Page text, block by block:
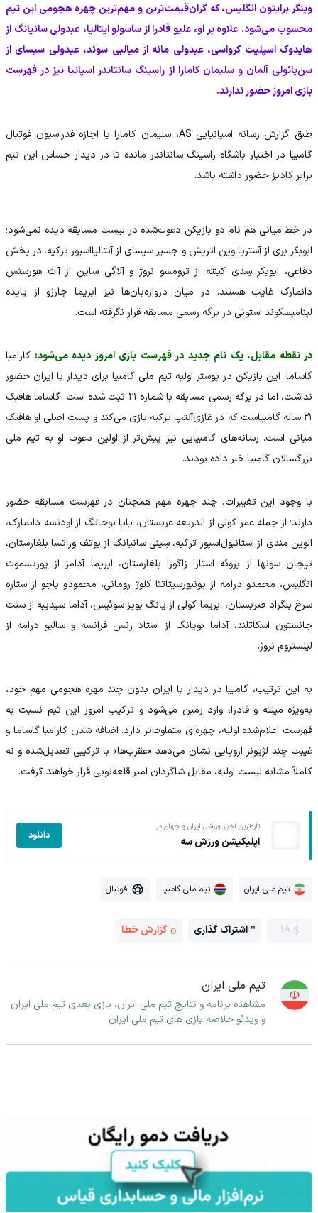
وینگر برایتون انگلیس، که گران‌قیمت‌ترین و مهم‌ترین چهره هجومی این تیم
محسوب می‌شود. علاوه بر او، علیو فادرا از ساسولو ایتالیا، عبدولی سانیانگ از
هایدوک اسپلیت کرواسی، عبدولی مانه از میالبی سوئد، عبدولی سیسای از
سن‌پائولی آلمان و سلیمان کامارا از راسینگ سانتاندر اسپانیا نیز در فهرست
بازی امروز حضور ندارند.
طبق گزارش رسانه اسپانیایی AS، سلیمان کامارا با اجازه فدراسیون فوتبال
گامبیا در اختیار باشگاه راسینگ سانتاندر مانده تا در دیدار حساس این تیم
برابر کادیز حضور داشته باشد.
در خط میانی هم نام دو بازیکن دعوت‌شده در لیست مسابقه دیده نمی‌شود؛
ابوبکر بری از آستریا وین اتریش و جسپر سیسای از آنتالیااسپور ترکیه. در بخش
دفاعی، ابوبکر سِدی کینته از ترومسو نروژ و آلاگی ساین از آ.ث هورسنس
دانمارک غایب هستند. در میان دروازه‌بان‌ها نیز ابریما جارژو از پایده
لینامیسکوند استونی در برگه رسمی مسابقه قرار نگرفته است.
در نقطه مقابل، یک نام جدید در فهرست بازی امروز دیده می‌شود: کارامبا
گاساما. این بازیکن در پوستر اولیه تیم ملی گامبیا برای دیدار با ایران حضور
نداشت، اما در برگه رسمی مسابقه با شماره ۲۱ ثبت شده است. گاساما هافبک
۲۱ ساله گامبیاست که در غازی‌آنتپ ترکیه بازی می‌کند و پست اصلی او هافبک
میانی است. رسانه‌های گامبیایی نیز پیش‌تر از اولین دعوت او به تیم ملی
بزرگسالان گامبیا خبر داده بودند.
با وجود این تغییرات، چند چهره مهم همچنان در فهرست مسابقه حضور
دارند؛ از جمله عمر کولی از الدریعه عربستان، یایا بوجانگ از اودنسه دانمارک،
الوین مندی از استانبول‌اسپور ترکیه، سِینی سانیانگ از بوتف وراتسا بلغارستان،
تیجان سونها از بروئه استارا زاگورا بلغارستان، ابریما آدامز از پورتسموث
انگلیس، محمدو درامه از یونیورسیتاتئا کلوژ رومانی، محمودو باجو از ستاره
سرخ بلگراد صربستان، ابریما کولی از یانگ بویز سوئیس، آداما سیدیبه از سنت
جانستون اسکاتلند، آداما بویانگ از استاد رنس فرانسه و سالیو درامه از
لیلستروم نروژ.
به این ترتیب، گامبیا در دیدار با ایران بدون چند مهره هجومی مهم خود،
به‌ویژه مینته و فادرا، وارد زمین می‌شود و ترکیب امروز این تیم نسبت به
فهرست اعلام‌شده اولیه، چهره‌ای متفاوت‌تر دارد. اضافه شدن کارامبا گاساما و
غیبت چند لژیونر اروپایی نشان می‌دهد «عقرب‌ها» با ترکیبی تعدیل‌شده و نه
کاملاً مشابه لیست اولیه، مقابل شاگردان امیر قلعه‌نویی قرار خواهند گرفت.
تازه‌ترین اخبار ورزشی ایران و جهان در
اپلیکیشن ورزش سه دانلود
تیم ملی ایران تیم ملی گامبیا فوتبال
18 اشتراک گذاری گزارش خطا
تیم ملی ایران
مشاهده برنامه و نتایج تیم ملی ایران، بازی بعدی تیم ملی ایران
و ویدئو خلاصه بازی های تیم ملی ایران